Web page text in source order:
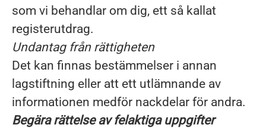
som vi behandlar om dig, ett så kallat
registerutdrag.
Undantag från rättigheten
Det kan finnas bestämmelser i annan
lagstiftning eller att ett utlämnande av
informationen medför nackdelar för andra.
Begära rättelse av felaktiga uppgifter